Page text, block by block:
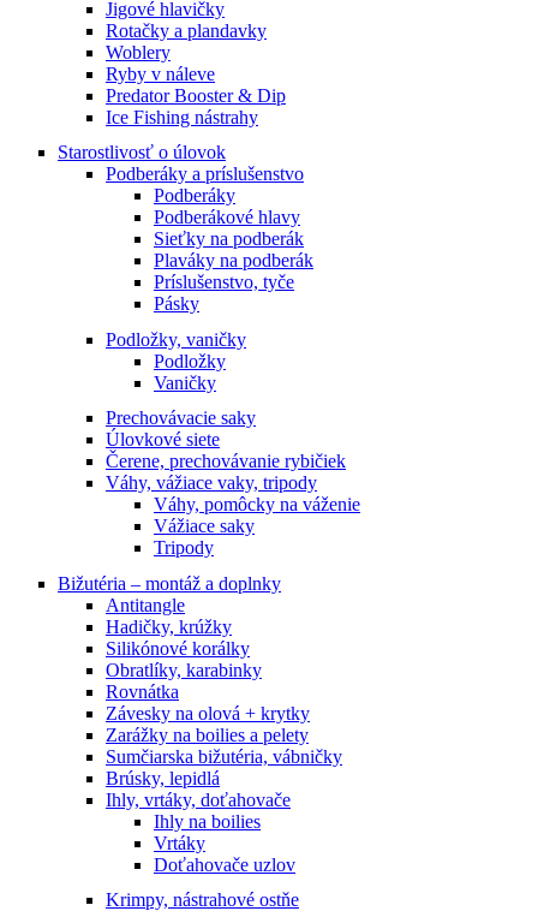
Jigové hlavičky
Rotačky a plandavky
Woblery
Ryby v náleve
Predator Booster & Dip
Ice Fishing nástrahy
Starostlivosť o úlovok
Podberáky a príslušenstvo
Podberáky
Podberákové hlavy
Sieťky na podberák
Plaváky na podberák
Príslušenstvo, tyče
Pásky
Podložky, vaničky
Podložky
Vaničky
Prechovávacie saky
Úlovkové siete
Čerene, prechovávanie rybičiek
Váhy, vážiace vaky, tripody
Váhy, pomôcky na váženie
Vážiace saky
Tripody
Bižutéria – montáž a doplnky
Antitangle
Hadičky, krúžky
Silikónové korálky
Obratlíky, karabinky
Rovnátka
Závesky na olová + krytky
Zarážky na boilies a pelety
Sumčiarska bižutéria, vábničky
Brúsky, lepidlá
Ihly, vrtáky, doťahovače
Ihly na boilies
Vrtáky
Doťahovače uzlov
Krimpy, nástrahové ostňe